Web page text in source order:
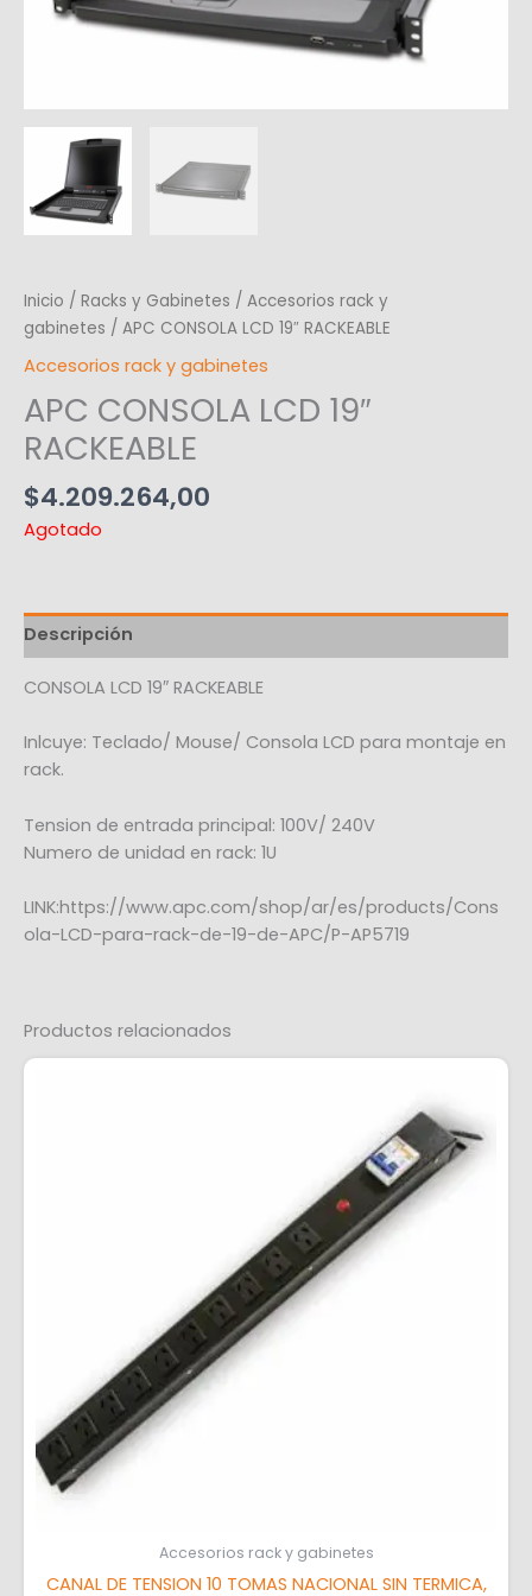
Inicio / Racks y Gabinetes / Accesorios rack y
gabinetes / APC CONSOLA LCD 19″ RACKEABLE
Accesorios rack y gabinetes
APC CONSOLA LCD 19″
RACKEABLE
$4.209.264,00
Agotado
Descripción
CONSOLA LCD 19″ RACKEABLE
Inlcuye: Teclado/ Mouse/ Consola LCD para montaje en
rack.
Tension de entrada principal: 100V/ 240V
Numero de unidad en rack: 1U
LINK:https://www.apc.com/shop/ar/es/products/Cons
ola-LCD-para-rack-de-19-de-APC/P-AP5719
Productos relacionados
Accesorios rack y gabinetes
CANAL DE TENSION 10 TOMAS NACIONAL SIN TERMICA,